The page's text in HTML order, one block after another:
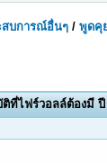
สบการณ์อื่นๆ /พูดคุ
ที่ไฟร์วอลล์ต้องมี ปี